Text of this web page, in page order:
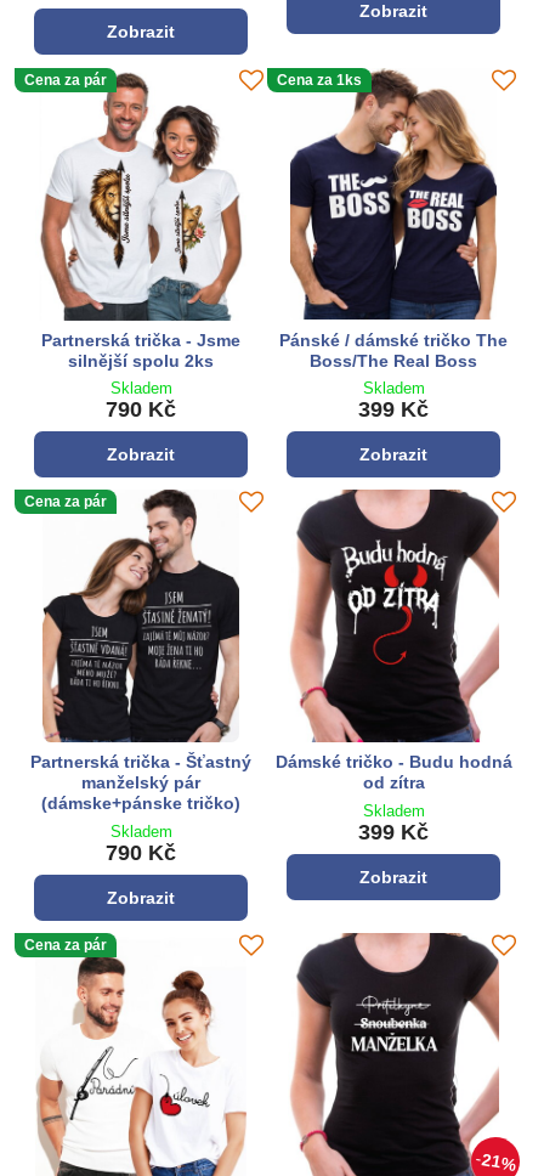
Zobrazit
Zobrazit
Cena za pár
Partnerská trička - Jsme
silnější spolu 2ks
Skladem
790 Kč
Zobrazit
Cena za 1ks
Pánské / dámské tričko The
Boss/The Real Boss
Skladem
399 Kč
Zobrazit
Cena za pár
Partnerská trička - Šťastný
manželský pár
(dámske+pánske tričko)
Skladem
790 Kč
Zobrazit
Dámské tričko - Budu hodná
od zítra
Skladem
399 Kč
Zobrazit
Cena za pár
21%